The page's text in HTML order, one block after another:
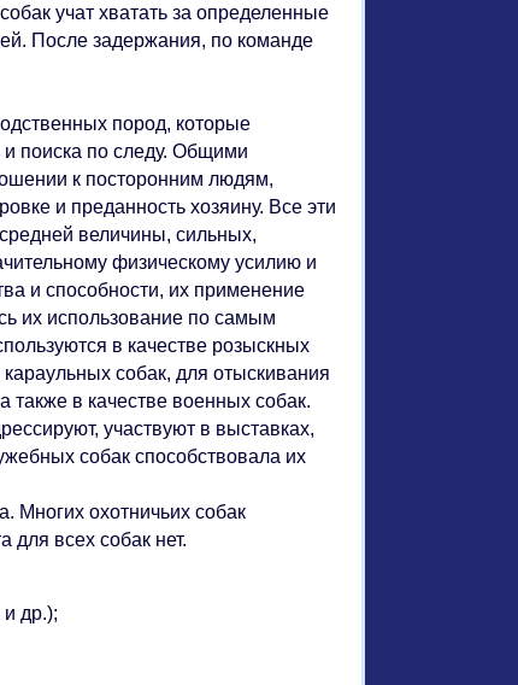
учат хватать за определенные
После задержания, по команде
пород, которые
поиска по следу. Общими
к посторонним людям,
и преданность хозяину. Все эти
величины, сильных,
физическому усилию и
и способности, их применение
их использование по самым
в качестве розыскных
собак, для отыскивания
в качестве военных собак.
участвуют в выставках,
собак способствовала их
Многих охотничьих собак
для всех собак нет.
др.);